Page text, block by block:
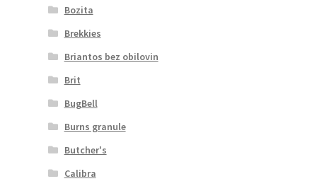
Bozita
Brekkies
Briantos bez obilovin
Brit
BugBell
Burns granule
Butcher's
Calibra